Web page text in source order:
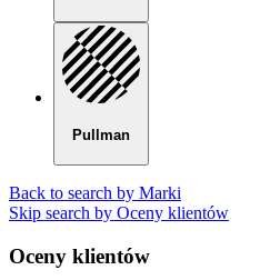
Pullman
Back to search by Marki
Skip search by Oceny klientów
Oceny klientów